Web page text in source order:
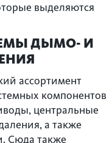
выделяются
ДЫМО- И
ассортимент
компонентов
центральные
а также
Сюда также